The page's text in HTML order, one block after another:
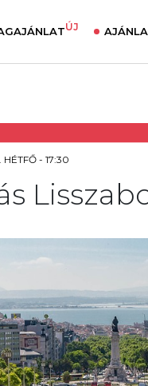
ÚJ
- 17:30